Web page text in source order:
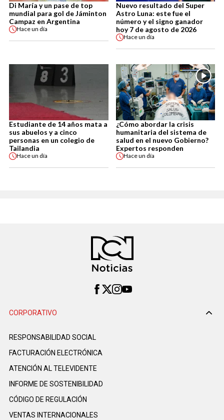
Di María y un pase de top
mundial para gol de Jáminton
Campaz en Argentina
Haceun día
Nuevo resultado del Super
Astro Luna: este fue el
número y el signo ganador
hoy 7 de agosto de 2026
Haceun día
Estudiante de 14 años mata a
sus abuelos y a cinco
personas en un colegio de
Tailandia
Haceun día
¿Cómo abordar la crisis
humanitaria del sistema de
salud en el nuevo Gobierno?
Expertos responden
Haceun día
CORPORATIVO
RESPONSABILIDAD SOCIAL
FACTURACIÓN ELECTRÓNICA
ATENCIÓN AL TELEVIDENTE
INFORME DE SOSTENIBILIDAD
CÓDIGO DE REGULACIÓN
VENTAS INTERNACIONALES